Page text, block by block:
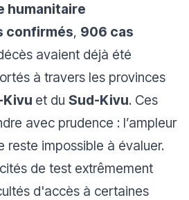
humanitaire
confirmés, 906 cas
avaient déjà été
à travers les provinces
Kivu et du Sud-Kivu. Ces
avec prudence : l’ampleur
reste impossible à évaluer.
de test extrêmement
d'accès à certaines